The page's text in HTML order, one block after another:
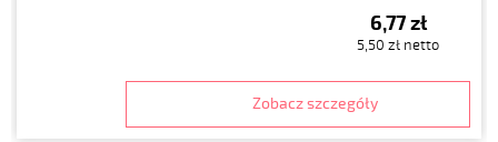
6,77 zł
5,50 zł netto
Zobacz szczegóły